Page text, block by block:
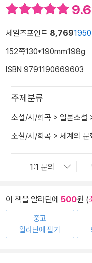
9.6
세일즈포인트 8,7691950
152쪽130*190mm198g
ISBN 9791190669603
주제분류
소설/시/희곡 > 일본소설
소설/시/희곡 > 세계의 문
이 책을 알라딘에 500원 (
중고
알라딘에 팔기